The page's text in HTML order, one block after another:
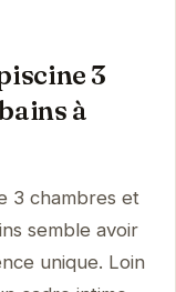
3
à
3 chambres et
semble avoir
unique. Loin